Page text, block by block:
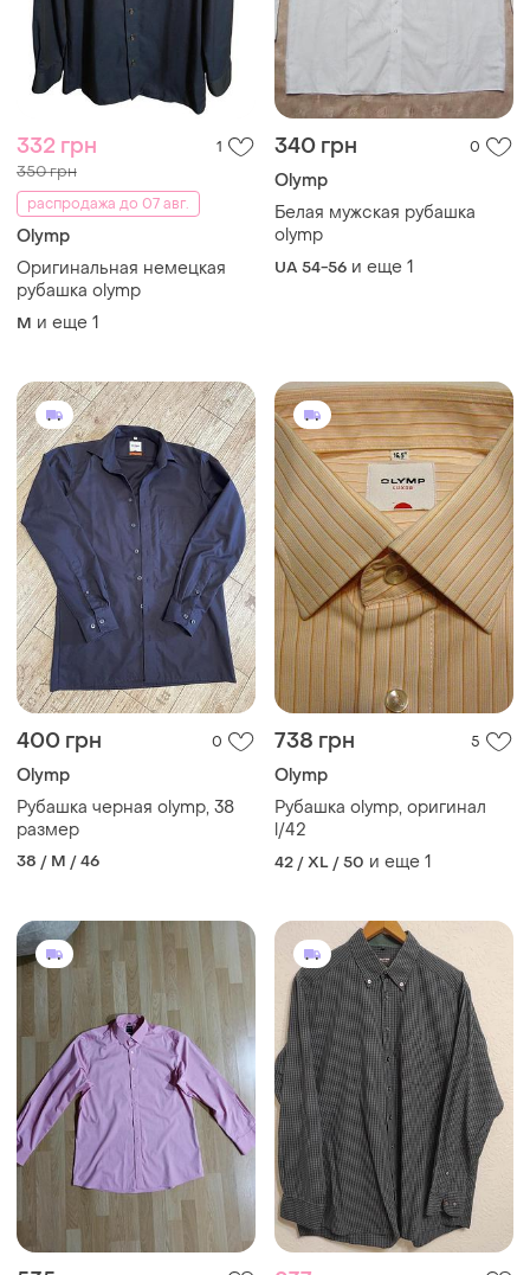
332 грн 1
350 грн
распродажа до 07 авг.
Olymp
Оригинальная немецкая
рубашка olymp
M и еще 1
340 грн 0
Olymp
Белая мужская рубашка
olymp
UA 54-56 и еще 1
400 грн 0
Olymp
Рубашка черная olymp, 38
размер
38 / M / 46
738 грн 5
Olymp
Рубашка olymp, оригинал
l/42
42 / XL / 50 и еще 1